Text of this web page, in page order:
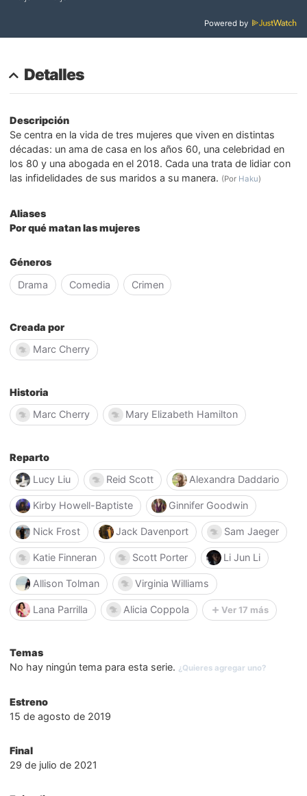
Powered by
Detalles
Descripción
Se centra en la vida de tres mujeres que viven en distintas
décadas: un ama de casa en los años 60, una celebridad en
los 80 y una abogada en el 2018. Cada una trata de lidiar con
las infidelidades de sus maridos a su manera. (Por Haku)
Aliases
Por qué matan las mujeres
Géneros
Drama
Comedia Crimen
Creada por
Marc Cherry
Historia
Marc Cherry
Mary Elizabeth Hamilton
Reparto
Lucy Liu
Reid Scott Alexandra Daddario
Kirby Howell-Baptiste Ginnifer Goodwin
Nick Frost Jack Davenport Sam Jaeger
Katie Finneran Scott Porter Li Jun Li
Allison Tolman Virginia Williams
Lana Parrilla Alicia Coppola Ver 17 más
Temas
No hay ningún tema para esta serie. ¿Quieres agregar uno?
Estreno
15 de agosto de 2019
Final
29 de julio de 2021